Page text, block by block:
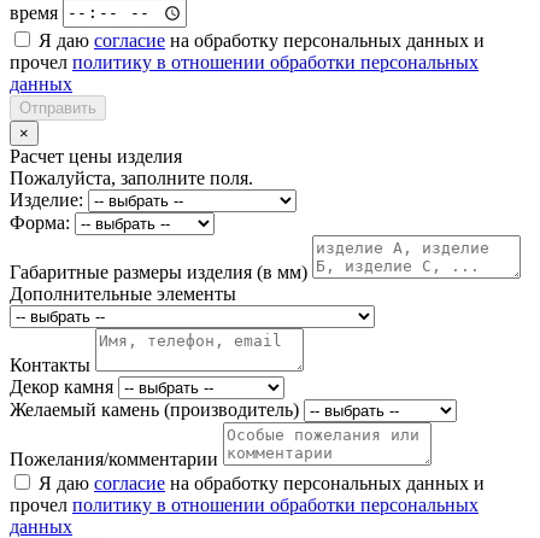
время
Я даю согласие на обработку персональных данных и
прочел политику в отношении обработки персональных
данных
Отправить
×
Расчет цены изделия
Пожалуйста, заполните поля.
Изделие:
Форма:
Габаритные размеры изделия (в мм)
Дополнительные элементы
Контакты
Декор камня
Желаемый камень (производитель)
Пожелания/комментарии
Я даю согласие на обработку персональных данных и
прочел политику в отношении обработки персональных
данных